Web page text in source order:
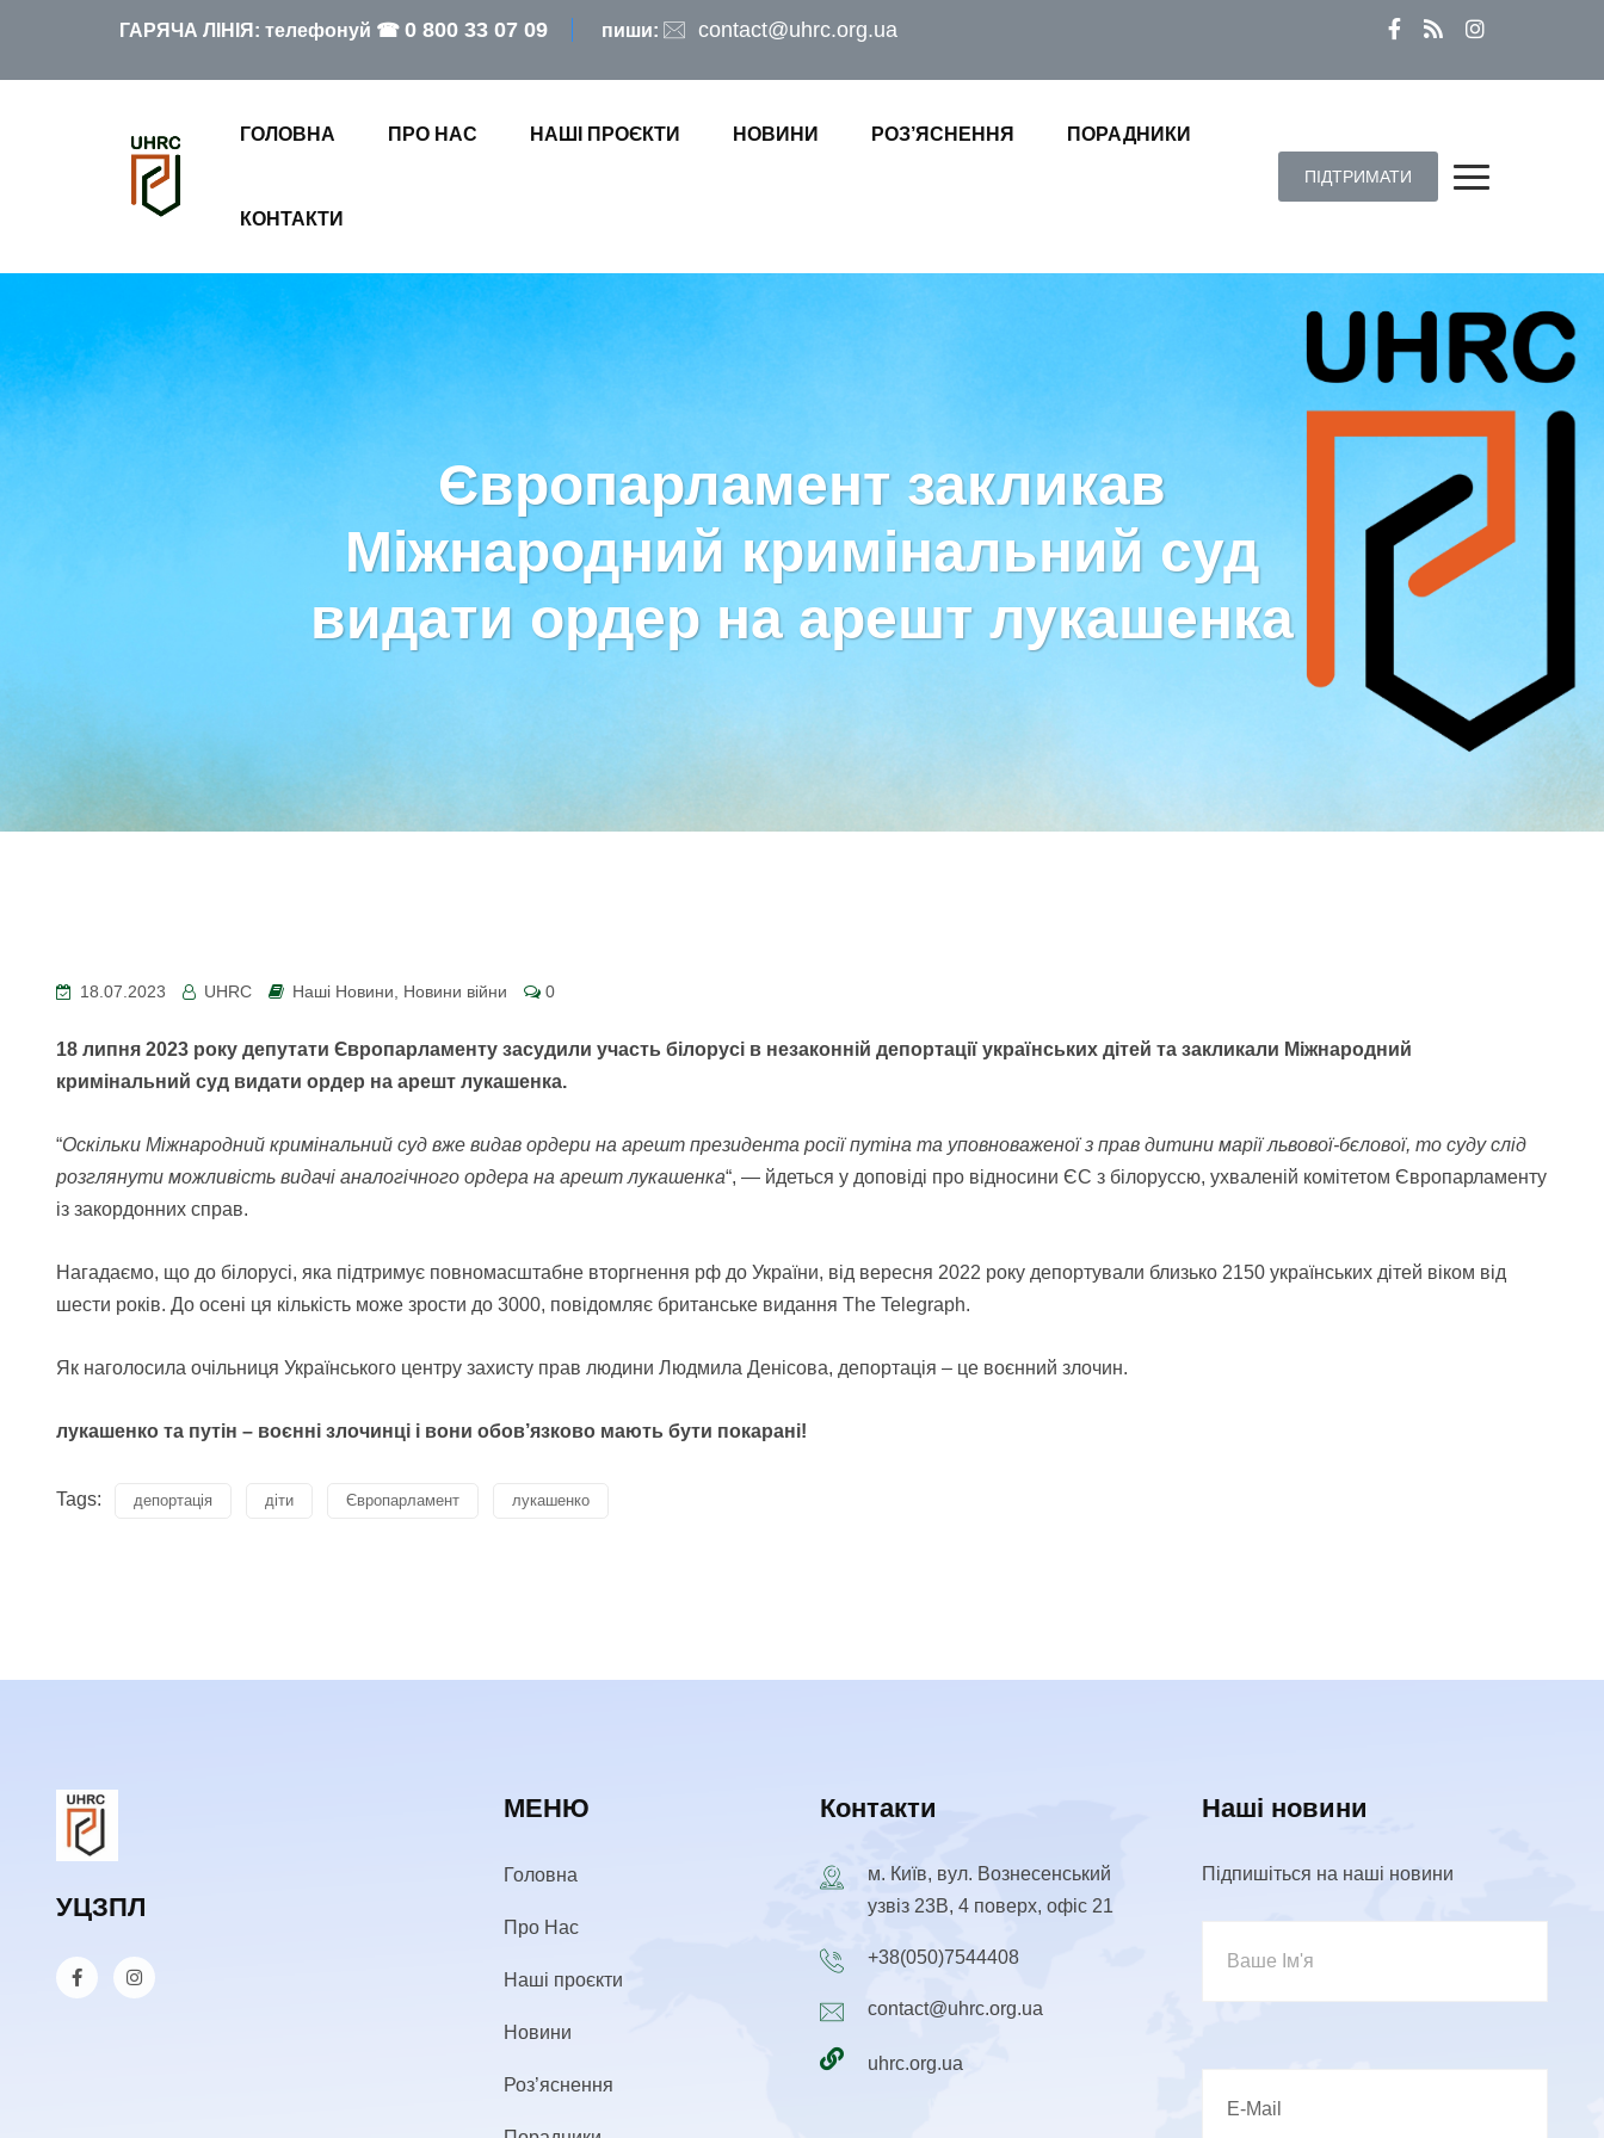
ГАРЯЧА ЛІНІЯ: телефонуй ☎ 0 800 33 07 09 пиши: contact@uhrc.org.ua
ГОЛОВНА ПРО НАС НАШІ ПРОЄКТИ НОВИНИ РОЗ’ЯСНЕННЯ ПОРАДНИКИ
КОНТАКТИ
ПІДТРИМАТИ
Європарламент закликав
Міжнародний кримінальний суд
видати ордер на арешт лукашенка
18.07.2023 UHRC Наші Новини Новини війни 0
18 липня 2023 року депутати Європарламенту засудили участь білорусі в незаконній депортації українських дітей та закликали Міжнародний
кримінальний суд видати ордер на арешт лукашенка.
“Оскільки Міжнародний кримінальний суд вже видав ордери на арешт президента росії путіна та уповноваженої з прав дитини марії львової-бєлової, то суду слід
розглянути можливість видачі аналогічного ордера на арешт лукашенка“, — йдеться у доповіді про відносини ЄС з білоруссю, ухваленій комітетом Європарламенту
із закордонних справ.
Нагадаємо, що до білорусі, яка підтримує повномасштабне вторгнення рф до України, від вересня 2022 року депортували близько 2150 українських дітей віком від
шести років. До осені ця кількість може зрости до 3000, повідомляє британське видання The Telegraph.
Як наголосила очільниця Українського центру захисту прав людини Людмила Денісова, депортація – це воєнний злочин.
лукашенко та путін – воєнні злочинці і вони обов’язково мають бути покарані!
Tags: депортація діти Європарламент лукашенко
УЦЗПЛ
МЕНЮ
Головна
Про Нас
Наші проєкти
Новини
Роз’яснення
Контакти
м. Київ, вул. Вознесенський
узвіз 23В, 4 поверх, офіс 21
+38(050)7544408
contact@uhrc.org.ua
uhrc.org.ua
Наші новини
Підпишіться на наші новини